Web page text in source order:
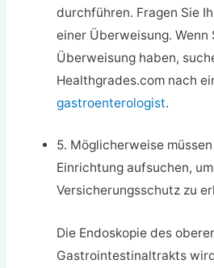
durchführen. Fragen Sie
einer Überweisung. Wenn
Überweisung haben,
Healthgrades.com nach
gastroenterologist.
5. Möglicherweise
Einrichtung aufsuchen,
Versicherungsschutz zu
Die Endoskopie des
Gastrointestinaltrakts